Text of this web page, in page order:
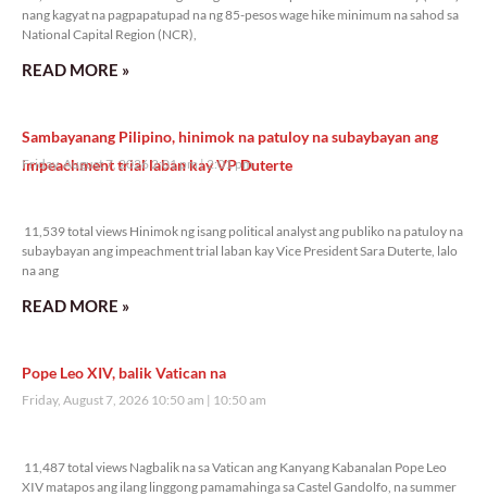
nang kagyat na pagpapatupad na ng 85-pesos wage hike minimum na sahod sa
National Capital Region (NCR),
READ MORE »
Sambayanang Pilipino, hinimok na patuloy na subaybayan ang
impeachment trial laban kay VP Duterte
Friday, August 7, 2026 2:01 pm 2:01 pm
11,539 total views Hinimok ng isang political analyst ang publiko na patuloy na
subaybayan ang impeachment trial laban kay Vice President Sara Duterte, lalo
na ang
READ MORE »
Pope Leo XIV, balik Vatican na
Friday, August 7, 2026 10:50 am 10:50 am
11,487 total views Nagbalik na sa Vatican ang Kanyang Kabanalan Pope Leo
XIV matapos ang ilang linggong pamamahinga sa Castel Gandolfo, na summer